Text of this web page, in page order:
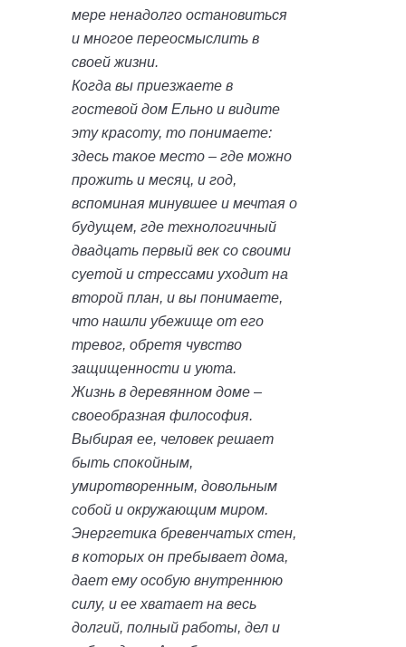
мере ненадолго остановиться
и многое переосмыслить в
своей жизни.
Когда вы приезжаете в
гостевой дом Ельно и видите
эту красоту, то понимаете:
здесь такое место – где можно
прожить и месяц, и год,
вспоминая минувшее и мечтая о
будущем, где технологичный
двадцать первый век со своими
суетой и стрессами уходит на
второй план, и вы понимаете,
что нашли убежище от его
тревог, обретя чувство
защищенности и уюта.
Жизнь в деревянном доме –
своеобразная философия.
Выбирая ее, человек решает
быть спокойным,
умиротворенным, довольным
собой и окружающим миром.
Энергетика бревенчатых стен,
в которых он пребывает дома,
дает ему особую внутреннюю
силу, и ее хватает на весь
долгий, полный работы, дел и